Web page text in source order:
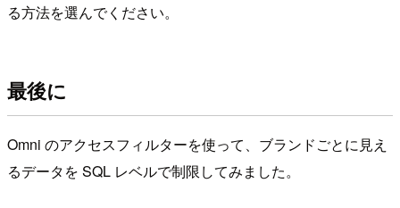
る方法を選んでください。
最後に
Omni のアクセスフィルターを使って、ブランドごとに見え
るデータを SQL レベルで制限してみました。